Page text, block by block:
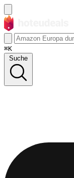
⌘K
Suche